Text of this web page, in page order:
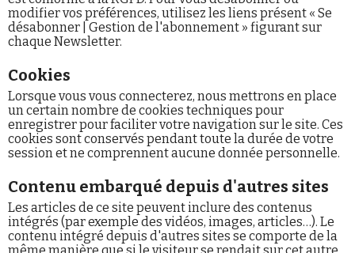
modifier vos préférences, utilisez les liens présent « Se
désabonner | Gestion de l'abonnement » figurant sur
chaque Newsletter.
Cookies
Lorsque vous vous connecterez, nous mettrons en place
un certain nombre de cookies techniques pour
enregistrer pour faciliter votre navigation sur le site. Ces
cookies sont conservés pendant toute la durée de votre
session et ne comprennent aucune donnée personnelle.
Contenu embarqué depuis d'autres sites
Les articles de ce site peuvent inclure des contenus
intégrés (par exemple des vidéos, images, articles…). Le
contenu intégré depuis d'autres sites se comporte de la